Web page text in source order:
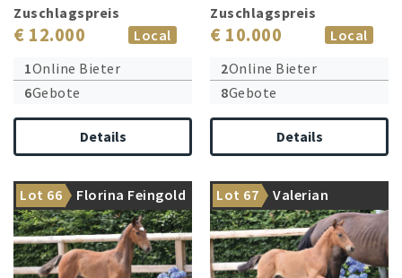
Zuschlagspreis
€ 12.000
Local
1Online Bieter
6Gebote
Details
Zuschlagspreis
€ 10.000
Local
2Online Bieter
8Gebote
Details
Lot 66 Florina Feingold
Oldenburger
Hauptprämiensieger Federer
begeistert!
Lot 67 Valerian
Royaler Tanzmeister – etwas
ganz Besonderes!